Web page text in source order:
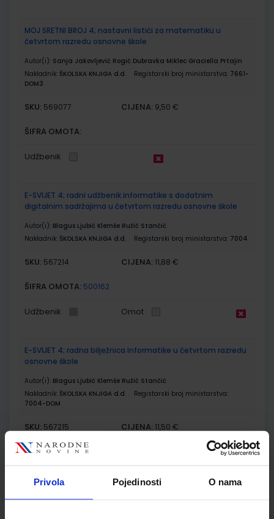
Privola Pojedinosti O nama
MOJ SRETNI BROJ 4; nastavni listići za matematiku u
četvrtom razredu osnovne škole
Autor(i): Sanja Jakovljević Rogić Dubravka Miklec Graciella Prtajin
Nakladnik: ŠKOLSKA KNJIGA d.d. Registarski broj ministarstva: 7661-
DOM3
SKU: 569077 CIJENA: 9,50 €
ŠIFRA OMOTA:
Udžbenik
E-SVIJET 4; radni udžbenik informatike s dodatnim
digitalnim sadržajima u četvrtom razredu osnovne škole
Autor(i): Blagus Ljubić Klemše Ružić Stančić
Nakladnik: ŠKOLSKA KNJIGA d.d. Registarski broj ministarstva: 7004
SKU: 567214 CIJENA: 11,88 €
ŠIFRA OMOTA: 500162
Udžbenik Omot
E-SVIJET 4; radna bilježnica informatike u četvrtom razredu
osnovne škole
Autor(i): Blagus Ljubić Klemše Ružić Stančić
Nakladnik: ŠKOLSKA KNJIGA d.d.
Registarski broj ministarstva:
7004-DOM
SKU: 567215 CIJENA: 11,50 €
ŠIFRA OMOTA: 500744
Udžbenik Omot